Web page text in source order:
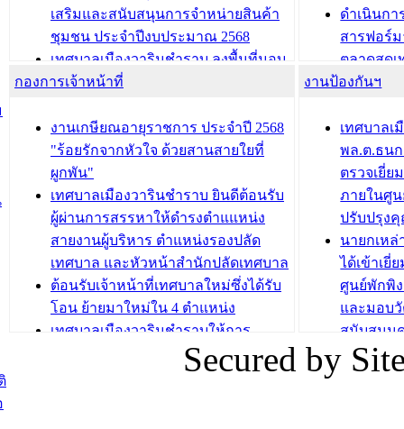
บทความ อื่นๆ ... บทความ อื่นๆ ...
เสริมและสนับสนุนการจำหน่ายสินค้า
ชุมชน ประจำปีงบประมาณ 2568
เทศบาลเมืองวารินชำราบ ลงพื้นที่มอบ
น้ำดื่มแก่ผู้พักอาศัย ณ ศูนย์พักพิง
กองสวัสดิการสังคม เทศบาลเมือง
วารินชำราบ จัดโครงการอบรมอาชีพ
ระยะสั้น ประจำปี 2568 (หลักสูตรการ
ถักทอผลิตภัณฑ์จากถุงพลาสติก)
บทความ อื่นๆ ...
ดำเนินกา
สารฟอร์
ตลาดสดเ
วารินชำร
ถนนแก่เ
เด็กเล็ก
เทศบาลเ
ปรึกษาห
วัยของอ
บทความ อื่นๆ ...
กองการเจ้าหน้าที่
งานเกษียณอายุราชการ ประจำปี 2568
"ร้อยรักจากหัวใจ ด้วยสานสายใยที่
ผูกพัน"
เทศบาลเมืองวารินชำราบ ยินดีต้อนรับ
ผู้ผ่านการสรรหาให้ดำรงตำแแหน่ง
สายงานผู้บริหาร ตำแหน่งรองปลัด
เทศบาล และหัวหน้าสำนักปลัดเทศบาล
ต้อนรับเจ้าหน้าที่เทศบาลใหม่ซึ่งได้รับ
โอน ย้ายมาใหม่ใน 4 ตำแหน่ง
เทศบาลเมืองวารินชำราบให้การ
ต้อนรับพนักงานเทศบาลผู้ผ่านการ
สรรหาให้ดำรงตำแหน่งสายงานผู้
งานป้องกันฯ
เทศบาลเ
พล.ต.ธน
ตรวจเยี่ย
ภายในศู
ปรับปรุง
นายกเห
ได้เข้าเยี่
ศูนย์พักพิ
และมอบ
สนับสนุน
ภัยน้ำท่วม
ภาพบรร
Secured by